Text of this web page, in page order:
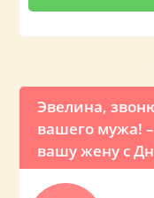
Эвелина,
вашего мужа!
вашу жену с
телефону